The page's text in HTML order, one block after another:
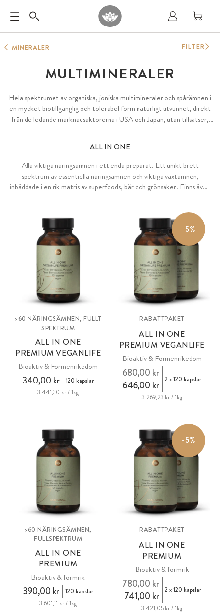
MINERALER
MULTIMINERALER
Hela spektrumet av organiska, joniska multimineraler och spårämnen i
en mycket biotillgänglig och tolerabel form naturligt utvunnet, direkt
från de ledande marknadsaktörerna i USA och Japan, utan tillsatser,
ALL IN ONE
Alla viktiga näringsämnen i ett enda preparat. Ett unikt brett
spektrum av essentiella näringsämnen och viktiga växtämnen,
inbäddade i en rik matris av superfoods, bär och grönsaker. Finns även
>60 NÄRINGSÄMNEN, FULLT
SPEKTRUM
ALL IN ONE
PREMIUM VEGANLIFE
Bioaktiv & Formenrikedom
340,00 kr
120 kapslar
3 441,30 kr / 1kg
-5%
RABATTPAKET
ALL IN ONE
PREMIUM VEGANLIFE
Bioaktiv & Formenrikedom
646,00 kr
680,00 kr 2 x 120 kapslar
3 269,23 kr / 1kg
>60 NÄRINGSÄMNEN,
FULLSPEKTRUM
ALL IN ONE
PREMIUM
Bioaktiv & formrik
390,00 kr
120 kapslar
3 601,11 kr / 1kg
-5%
RABATTPAKET
ALL IN ONE
PREMIUM
Bioaktiv & formrik
741,00 kr
780,00 kr 2 x 120 kapslar
3 421,05 kr / 1kg
FILTER